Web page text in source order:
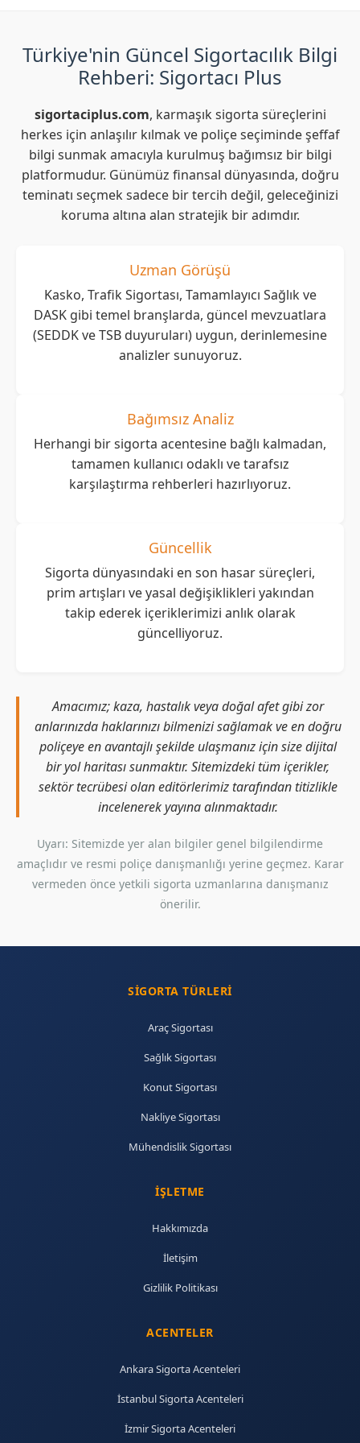
Türkiye'nin Güncel Sigortacılık Bilgi
Rehberi: Sigortacı Plus
sigortaciplus.com, karmaşık sigorta süreçlerini
herkes için anlaşılır kılmak ve poliçe seçiminde şeffaf
bilgi sunmak amacıyla kurulmuş bağımsız bir bilgi
platformudur. Günümüz finansal dünyasında, doğru
teminatı seçmek sadece bir tercih değil, geleceğinizi
koruma altına alan stratejik bir adımdır.
Uzman Görüşü
Kasko, Trafik Sigortası, Tamamlayıcı Sağlık ve
DASK gibi temel branşlarda, güncel mevzuatlara
(SEDDK ve TSB duyuruları) uygun, derinlemesine
analizler sunuyoruz.
Bağımsız Analiz
Herhangi bir sigorta acentesine bağlı kalmadan,
tamamen kullanıcı odaklı ve tarafsız
karşılaştırma rehberleri hazırlıyoruz.
Güncellik
Sigorta dünyasındaki en son hasar süreçleri,
prim artışları ve yasal değişiklikleri yakından
takip ederek içeriklerimizi anlık olarak
güncelliyoruz.
Amacımız; kaza, hastalık veya doğal afet gibi zor
anlarınızda haklarınızı bilmenizi sağlamak ve en doğru
poliçeye en avantajlı şekilde ulaşmanız için size dijital
bir yol haritası sunmaktır. Sitemizdeki tüm içerikler,
sektör tecrübesi olan editörlerimiz tarafından titizlikle
incelenerek yayına alınmaktadır.
Uyarı: Sitemizde yer alan bilgiler genel bilgilendirme
amaçlıdır ve resmi poliçe danışmanlığı yerine geçmez. Karar
vermeden önce yetkili sigorta uzmanlarına danışmanız
önerilir.
SIGORTA TÜRLERI
Araç Sigortası
Sağlık Sigortası
Konut Sigortası
Nakliye Sigortası
Mühendislik Sigortası
İŞLETME
Hakkımızda
İletişim
Gizlilik Politikası
ACENTELER
Ankara Sigorta Acenteleri
İstanbul Sigorta Acenteleri
İzmir Sigorta Acenteleri